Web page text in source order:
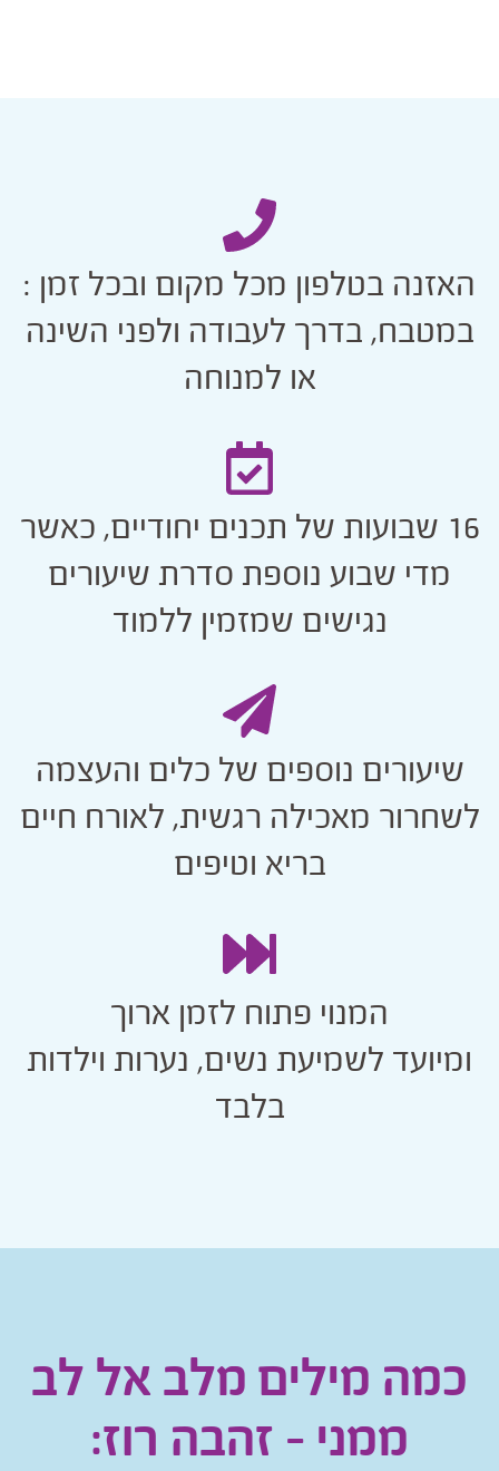
האזנה בטלפון מכל מקום ובכל זמן :
במטבח, בדרך לעבודה ולפני השינה
או למנוחה
16 שבועות של תכנים יחודיים, כאשר
מדי שבוע נוספת סדרת שיעורים
נגישים שמזמין ללמוד
שיעורים נוספים של כלים והעצמה
לשחרור מאכילה רגשית, לאורח חיים
בריא וטיפים
המנוי פתוח לזמן ארוך
ומיועד לשמיעת נשים, נערות וילדות
בלבד
כמה מילים מלב אל לב
ממני - זהבה רוז: